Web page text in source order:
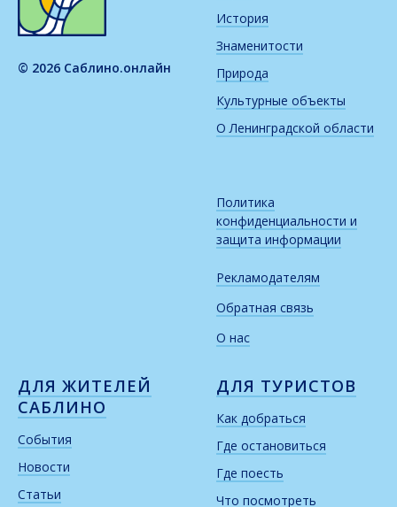
© 2026 Саблино.онлайн
История
Знаменитости
Природа
Культурные объекты
О Ленинградской области
Политика
конфиденциальности и
защита информации
Рекламодателям
Обратная связь
О нас
ДЛЯ ЖИТЕЛЕЙ
САБЛИНО
События
Новости
Статьи
ДЛЯ ТУРИСТОВ
Как добраться
Где остановиться
Где поесть
Что посмотреть